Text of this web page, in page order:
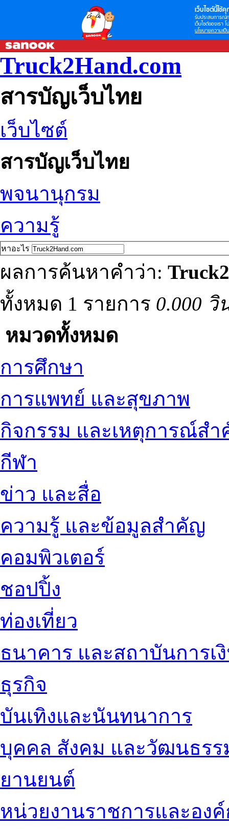
เว็บไซต์นี้ใช้คุ
รับประสบการณ์
เว็บไซต์ของเรา
นโยบายความเป็
Truck2Hand.com
สารบัญเว็บไทย
เว็บไซต์
สารบัญเว็บไทย
พจนานุกรม
ความรู้
หาอะไร
ผลการค้นหาคำว่า:
ทั้งหมด 1 รายการ 0.000 วิ
หมวดทั้งหมด
การศึกษา
การแพทย์ และสุขภาพ
กิจกรรม และเหตุการณ์ส
กีฬา
ข่าว และสื่อ
ความรู้ และข้อมูลสำคัญ
คอมพิวเตอร์
ชอปปิ้ง
ท่องเที่ยว
ธนาคาร และสถาบันการเ
ธุรกิจ
บันเทิงและนันทนาการ
บุคคล สังคม และวัฒนธรร
ยานยนต์
หน่วยงานราชการและอง